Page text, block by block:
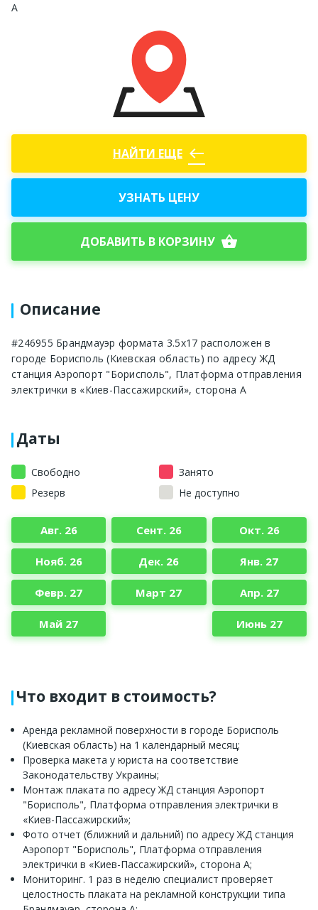
A
НАЙТИ ЕЩЕ west
УЗНАТЬ ЦЕНУ
ДОБАВИТЬ В КОРЗИНУ shopping_basket
Описание
#246955 Брандмауэр формата 3.5x17 расположен в
городе Борисполь (Киевская область) по адресу ЖД
станция Аэропорт "Борисполь", Платформа отправления
электрички в «Киев-Пассажирский», сторона A
Даты
Свободно
Занято
Резерв
Не доступно
Авг. 26 Сент. 26 Окт. 26
Нояб. 26 Дек. 26 Янв. 27
Февр. 27 Март 27 Апр. 27
Май 27 Июнь 27
Что входит в стоимость?
Аренда рекламной поверхности в городе Борисполь
(Киевская область) на 1 календарный месяц;
Проверка макета у юриста на соответствие
Законодательству Украины;
Монтаж плаката по адресу ЖД станция Аэропорт
"Борисполь", Платформа отправления электрички в
«Киев-Пассажирский»;
Фото отчет (ближний и дальний) по адресу ЖД станция
Аэропорт "Борисполь", Платформа отправления
электрички в «Киев-Пассажирский», сторона A;
Мониторинг. 1 раз в неделю специалист проверяет
целостность плаката на рекламной конструкции типа